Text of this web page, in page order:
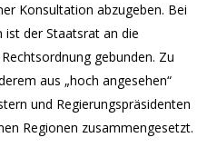
Konsultation abzugeben. Bei
ist der Staatsrat an die
gebunden. Zu
aus „hoch angesehen“
und Regierungspräsidenten
Regionen zusammengesetzt.